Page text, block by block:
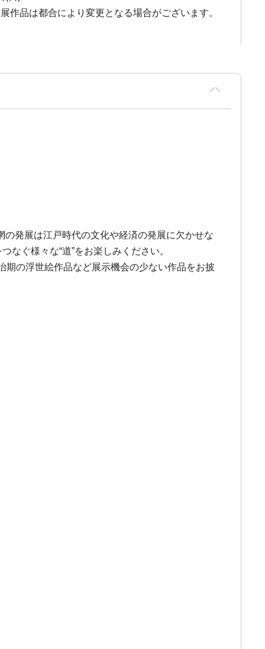
作品は都合により変更となる場合がございます。
発展は江戸時代の文化や経済の発展に欠かせな
ぐ様々な“道”をお楽しみください。
の浮世絵作品など展示機会の少ない作品をお披